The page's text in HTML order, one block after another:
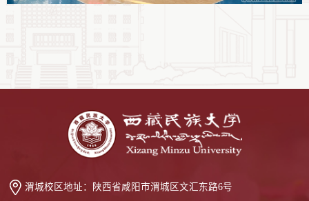
渭城校区地址： 陕西省咸阳市渭城区文汇东路6号